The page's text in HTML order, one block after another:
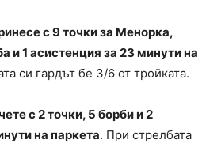
с 9 точки за Менорка,
и 1 асистенция за 23 минути на
си гардът бе 3/6 от тройката.
с 2 точки, 5 борби и 2
на паркета. При стрелбата